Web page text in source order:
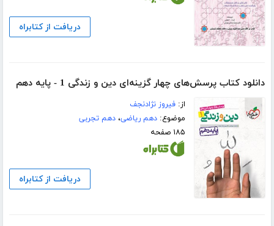
دریافت از کتابراه
دانلود کتاب پرسش‌های چهار گزینه‌ای دین و زندگی 1 - پایه دهم
از:فیروز نژادنجف
موضوع:دهم ریاضی،دهم تجربی
۱۸۵ صفحه
دریافت از کتابراه